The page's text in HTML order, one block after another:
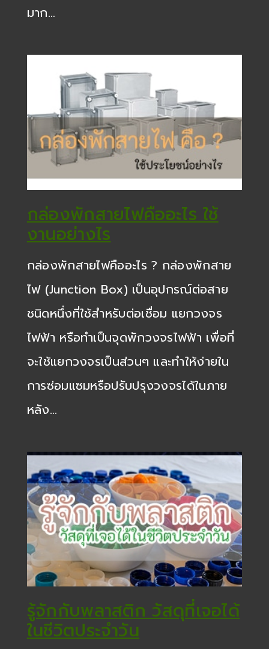
มาก…
กล่องพักสายไฟคืออะไร ใช้
งานอย่างไร
กล่องพักสายไฟคืออะไร ? กล่องพักสาย
ไฟ (Junction Box) เป็นอุปกรณ์ต่อสาย
ชนิดหนึ่งที่ใช้สำหรับต่อเชื่อม แยกวงจร
ไฟฟ้า หรือทำเป็นจุดพักวงจรไฟฟ้า เพื่อที่
จะใช้แยกวงจรเป็นส่วนๆ และทำให้ง่ายใน
การซ่อมแซมหรือปรับปรุงวงจรได้ในภาย
หลัง…
รู้จักกับพลาสติก วัสดุที่เจอได้
ในชีวิตประจำวัน